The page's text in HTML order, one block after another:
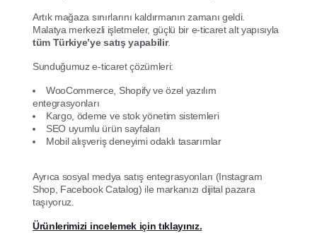
Artık mağaza sınırlarını kaldırmanın zamanı geldi.
Malatya merkezli işletmeler, güçlü bir e-ticaret alt yapısıyla
tüm Türkiye’ye satış yapabilir.
Sunduğumuz e-ticaret çözümleri:
WooCommerce, Shopify ve özel yazılım
entegrasyonları
Kargo, ödeme ve stok yönetim sistemleri
SEO uyumlu ürün sayfaları
Mobil alışveriş deneyimi odaklı tasarımlar
Ayrıca sosyal medya satış entegrasyonları (Instagram
Shop, Facebook Catalog) ile markanızı dijital pazara
taşıyoruz.
Ürünlerimizi incelemek için tıklayınız.